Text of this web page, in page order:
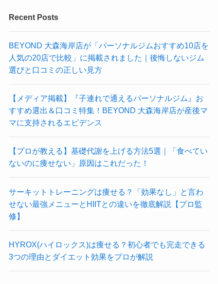
Recent Posts
BEYOND 大森海岸店が「パーソナルジムおすすめ10店を
人気の20店で比較」に掲載されました｜後悔しないジム
選びと口コミの正しい見方
【メディア掲載】『子連れで通えるパーソナルジム』お
すすめ選出＆口コミ特集！BEYOND 大森海岸店が産後マ
マに支持されるエビデンス
【プロが教える】基礎代謝を上げる方法5選｜「食べてい
ないのに痩せない」原因はこれだった！
サーキットトレーニングは痩せる？「効果なし」と言わ
せない最強メニューとHIITとの違いを徹底解説【プロ監
修】
HYROX(ハイロックス)は痩せる？初心者でも完走できる
3つの理由とダイエット効果をプロが解説